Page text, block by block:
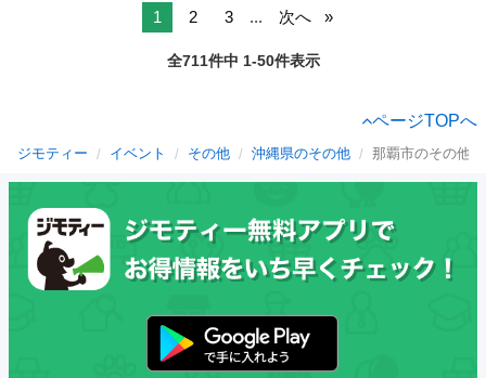
1 2 3 ... 次へ
全711件中 1-50件表示
ページTOPへ
ジモティー イベント その他 沖縄県のその他 那覇市のその他